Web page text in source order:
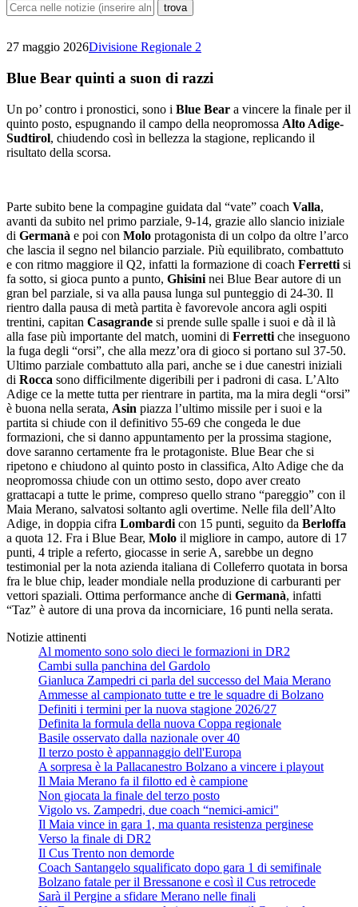
27 maggio 2026Divisione Regionale 2
Blue Bear quinti a suon di razzi
Un po’ contro i pronostici, sono i Blue Bear a vincere la finale per il
quinto posto, espugnando il campo della neopromossa Alto Adige-
Sudtirol, chiudendo così in bellezza la stagione, replicando il
risultato della scorsa.
Parte subito bene la compagine guidata dal “vate” coach Valla,
avanti da subito nel primo parziale, 9-14, grazie allo slancio iniziale
di Germanà e poi con Molo protagonista di un colpo da oltre l’arco
che lascia il segno nel bilancio parziale. Più equilibrato, combattuto
e con ritmo maggiore il Q2, infatti la formazione di coach Ferretti si
fa sotto, si gioca punto a punto, Ghisini nei Blue Bear autore di un
gran bel parziale, si va alla pausa lunga sul punteggio di 24-30. Il
rientro dalla pausa di metà partita è favorevole ancora agli ospiti
trentini, capitan Casagrande si prende sulle spalle i suoi e dà il là
alla fase più importante del match, uomini di Ferretti che inseguono
la fuga degli “orsi”, che alla mezz’ora di gioco si portano sul 37-50.
Ultimo parziale combattuto alla pari, anche se i due canestri iniziali
di Rocca sono difficilmente digeribili per i padroni di casa. L’Alto
Adige ce la mette tutta per rientrare in partita, ma la mira degli “orsi”
è buona nella serata, Asin piazza l’ultimo missile per i suoi e la
partita si chiude con il definitivo 55-69 che congeda le due
formazioni, che si danno appuntamento per la prossima stagione,
dove saranno certamente fra le protagoniste. Blue Bear che si
ripetono e chiudono al quinto posto in classifica, Alto Adige che da
neopromossa chiude con un ottimo sesto, dopo aver creato
grattacapi a tutte le prime, compreso quello strano “pareggio” con il
Maia Merano, salvatosi soltanto agli overtime. Nelle fila dell’Alto
Adige, in doppia cifra Lombardi con 15 punti, seguito da Berloffa
a quota 12. Fra i Blue Bear, Molo il migliore in campo, autore di 17
punti, 4 triple a referto, giocasse in serie A, sarebbe un degno
testimonial per la nota azienda italiana di Colleferro quotata in borsa
fra le blue chip, leader mondiale nella produzione di carburanti per
vettori spaziali. Ottima performance anche di Germanà, infatti
“Taz” è autore di una prova da incorniciare, 16 punti nella serata.
Notizie attinenti
Al momento sono solo dieci le formazioni in DR2
Cambi sulla panchina del Gardolo
Gianluca Zampedri ci parla del successo del Maia Merano
Ammesse al campionato tutte e tre le squadre di Bolzano
Definiti i termini per la nuova stagione 2026/27
Definita la formula della nuova Coppa regionale
Basile osservato dalla nazionale over 40
Il terzo posto è appannaggio dell'Europa
A sorpresa è la Pallacanestro Bolzano a vincere i playout
Il Maia Merano fa il filotto ed è campione
Non giocata la finale del terzo posto
Vigolo vs. Zampedri, due coach “nemici-amici"
Il Maia vince in gara 1, ma quanta resistenza perginese
Verso la finale di DR2
Il Cus Trento non demorde
Coach Santangelo squalificato dopo gara 1 di semifinale
Bolzano fatale per il Bressanone e così il Cus retrocede
Sarà il Pergine a sfidare Merano nelle finali